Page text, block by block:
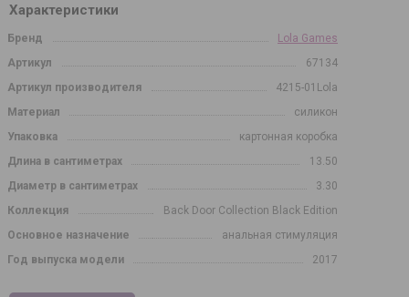
Характеристики
Бренд
Lola Games
Артикул
67134
Артикул производителя
4215-01Lola
Материал
силикон
Упаковка
картонная коробка
Длина в сантиметрах
13.50
Диаметр в сантиметрах
3.30
Коллекция
Back Door Collection Black Edition
Основное назначение
анальная стимуляция
Год выпуска модели
2017